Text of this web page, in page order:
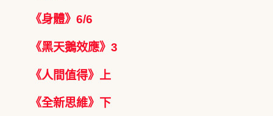
《身體》6/6
《黑天鵝效應》3
《人間值得》上
《全新思維》下